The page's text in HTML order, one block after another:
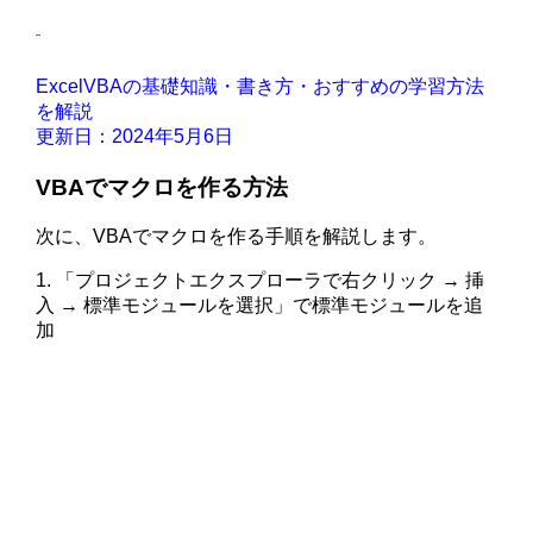
ExcelVBAの基礎知識・書き方・おすすめの学習方法
を解説
更新日：2024年5月6日
VBAでマクロを作る方法
次に、VBAでマクロを作る手順を解説します。
1. 「プロジェクトエクスプローラで右クリック → 挿
入 → 標準モジュールを選択」で標準モジュールを追
加